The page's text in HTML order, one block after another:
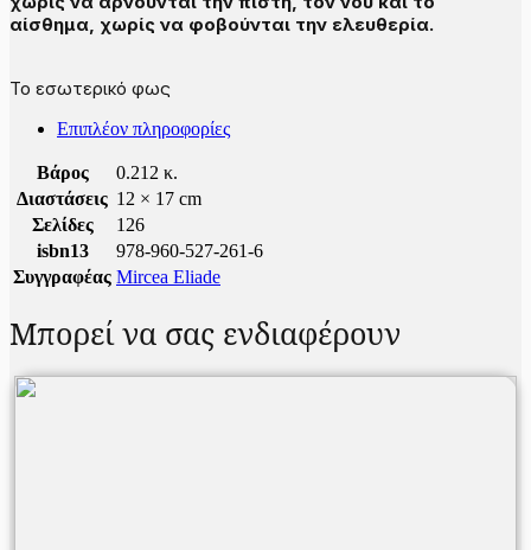
αίσθημα, χωρίς να φοβούνται την ελευθερία.
Το εσωτερικό φως
Επιπλέον πληροφορίες
Βάρος
0.212 κ.
Διαστάσεις 12 × 17 cm
Σελίδες
126
isbn13
978-960-527-261-6
Συγγραφέας Mircea Eliade
Μπορεί να σας ενδιαφέρουν